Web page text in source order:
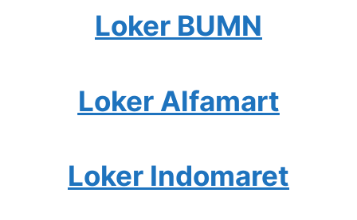
Loker BUMN
Loker Alfamart
Loker Indomaret